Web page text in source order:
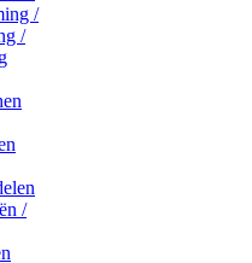
/
/
/